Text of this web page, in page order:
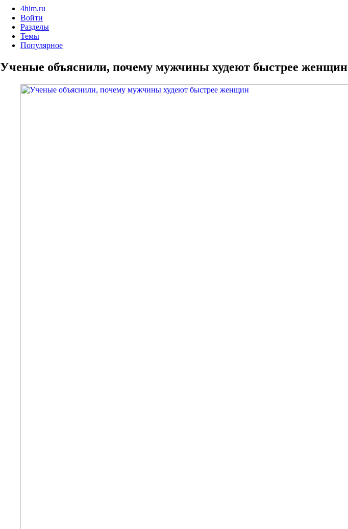
4him.ru
Войти
Разделы
Темы
Популярное
Ученые объяснили, почему мужчины худеют быстрее женщин